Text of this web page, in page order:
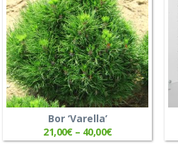
Bor ‘Varella’
21,00€– 40,00€